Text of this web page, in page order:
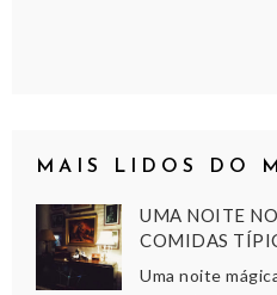
MAIS LIDOS DO
UMA NOITE
COMIDAS
Uma noite